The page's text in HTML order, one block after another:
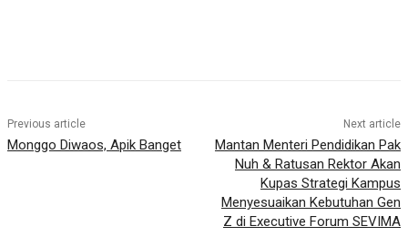
Previous article
Monggo Diwaos, Apik Banget
Next article
Mantan Menteri Pendidikan Pak
Nuh & Ratusan Rektor Akan
Kupas Strategi Kampus
Menyesuaikan Kebutuhan Gen
Z di Executive Forum SEVIMA